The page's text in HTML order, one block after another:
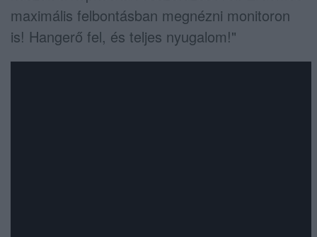
maximális felbontásban megnézni monitoron
is! Hangerő fel, és teljes nyugalom!"